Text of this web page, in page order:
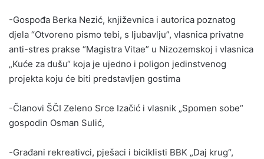
-Gospođa Berka Nezić, književnica i autorica poznatog
djela “Otvoreno pismo tebi, s ljubavlju”, vlasnica privatne
anti-stres prakse “Magistra Vitae” u Nizozemskoj i vlasnica
„Kuće za dušu“ koja je ujedno i poligon jedinstvenog
projekta koju će biti predstavljen gostima
-Članovi ŠČI Zeleno Srce Izačić i vlasnik „Spomen sobe“
gospodin Osman Sulić,
-Građani rekreativci, pješaci i biciklisti BBK „Daj krug“,